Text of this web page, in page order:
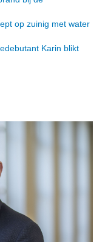
op zuinig met water
Karin blikt